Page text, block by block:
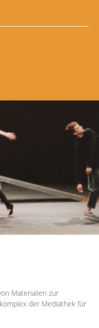
Materialien zur
der Mediathek für